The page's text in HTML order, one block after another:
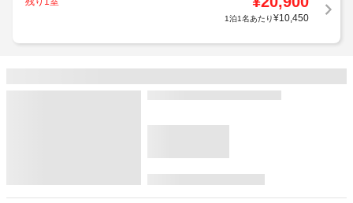
獲得予定ポイント:264P
斑尾バカンスビレッジ
通常割引